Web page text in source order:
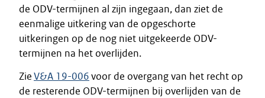
de ODV-termijnen al zijn ingegaan, dan ziet de
eenmalige uitkering van de opgeschorte
uitkeringen op de nog niet uitgekeerde ODV-
termijnen na het overlijden.
ZieV&A 19-006voor de overgang van het recht op
de resterende ODV-termijnen bij overlijden van de